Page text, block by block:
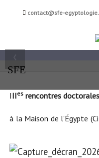
contact@sfe-
SFE
‹
IIIesrencontres
à la Maison de l'Égypte